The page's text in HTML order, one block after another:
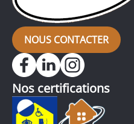
NOUS CONTACTER
Nos certifications